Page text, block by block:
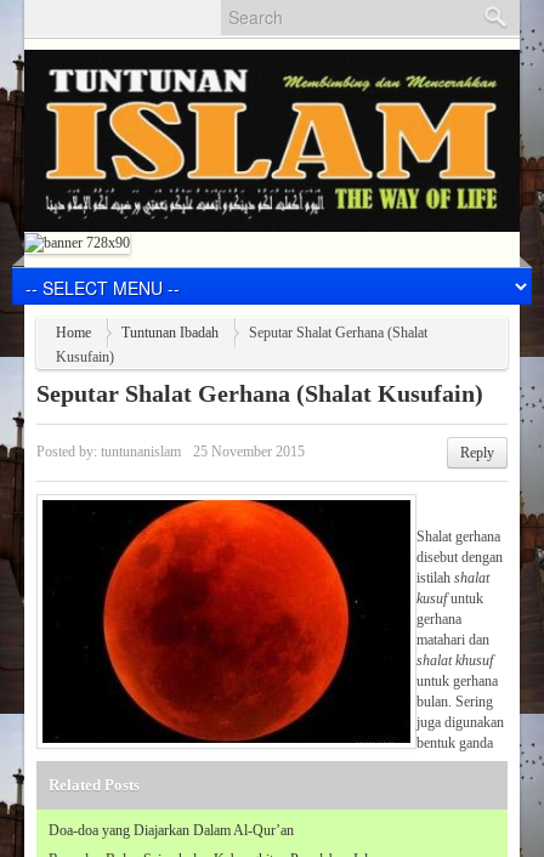
Home Tuntunan Ibadah
Seputar Shalat Gerhana (Shalat
Kusufain)
Seputar Shalat Gerhana (Shalat Kusufain)
Posted by: tuntunanislam 25 November 2015 Reply
Related Posts
Doa-doa yang Diajarkan Dalam Al-Qur’an
Shalat gerhana
disebut dengan
istilah shalat
kusufuntuk
gerhana
matahari dan
shalat khusuf
untuk gerhana
bulan. Sering
juga digunakan
bentuk ganda